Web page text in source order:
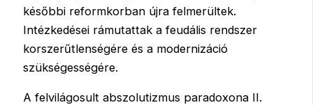
későbbi reformkorban újra felmerültek.
Intézkedései rámutattak a feudális rendszer
korszerűtlenségére és a modernizáció
szükségességére.
A felvilágosult abszolutizmus paradoxona II.